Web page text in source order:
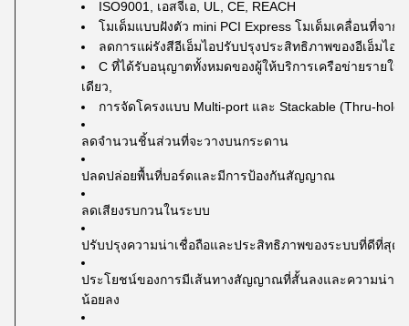
ISO9001, เอสจีเอ, UL, CE, REACH
โมเด็มแบบฝังตัว mini PCI Express โมเด็มเคลื่อนที่จาก
ลดการแผ่รังสีอีเอ็มไอปรับปรุงประสิทธิภาพของอีเอ็มไอ
C ที่ได้รับอนุญาตทั้งหมดของผู้ให้บริการเครือข่ายรายให
เดียว,
การจัดโครงแบบ Multi-port และ Stackable (Thru-hole
ลดจำนวนชิ้นส่วนที่จะวางบนกระดาน
ปลดปล่อยพื้นที่บอร์ดและมีการป้องกันสัญญาณ
ลดเสียงรบกวนในระบบ
ปรับปรุงความน่าเชื่อถือและประสิทธิภาพของระบบที่ดีที่สุด
ประโยชน์ของการมีเส้นทางสัญญาณที่สั้นลงและความน่าเ
น้อยลง